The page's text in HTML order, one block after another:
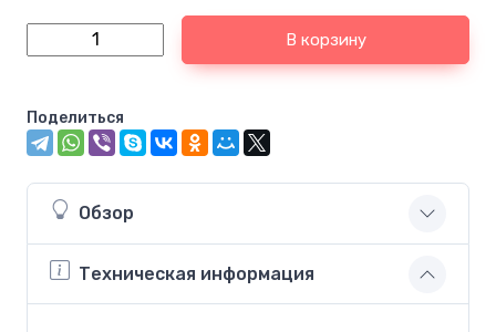
В корзину
Поделиться
Обзор
Техническая информация